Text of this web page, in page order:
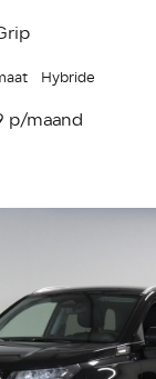
Hybride
p/maand